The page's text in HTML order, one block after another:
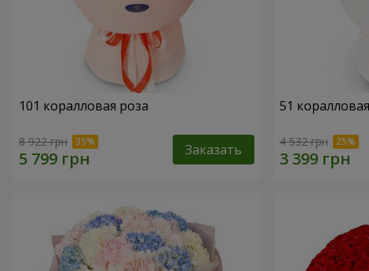
101 коралловая роза
8 922 грн Заказать
51
4 532 грн